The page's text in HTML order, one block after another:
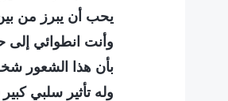
يحب أن يبرز من
وأنت انطوائي إلى
بأن هذا الشعور
وله تأثير سلبي